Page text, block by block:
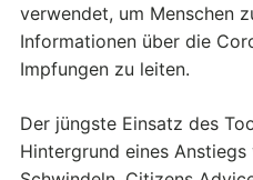
verwendet, um Menschen
Informationen über die
Impfungen zu leiten.
Der jüngste Einsatz des
Hintergrund eines